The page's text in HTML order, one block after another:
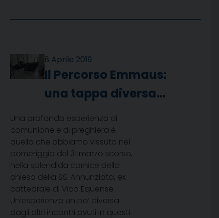
8 Aprile 2019
Il Percorso Emmaus:
una tappa diversa…
Una profonda esperienza di
comunione e di preghiera è
quella che abbiamo vissuto nel
pomeriggio del 31 marzo scorso,
nella splendida cornice della
chiesa della SS. Annunziata, ex
cattedrale di Vico Equense.
Un’esperienza un po’ diversa
dagli altri incontri avuti in questi